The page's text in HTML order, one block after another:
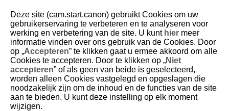
D412-013
Specificaties
Afmetingen
Ca. 38,6 (b) x 190,0 (h) x 43,4 (d) mm (greepvorm)
Deze site (cam.start.canon) gebruikt Cookies om uw
gebruikerservaring te verbeteren en te analyseren voor
werking en verbetering van de site. U kunt hier meer
informatie vinden over ons gebruik van de Cookies. Door
op „Accepteren” te klikken gaat u ermee akkoord om alle
Cookies te accepteren. Door te klikken op „Niet
accepteren” of als geen van beide is geselecteerd,
worden alleen Cookies vastgelegd en opgeslagen die
noodzakelijk zijn om de inhoud en de functies van de site
aan te bieden. U kunt deze instelling op elk moment
wijzigen.